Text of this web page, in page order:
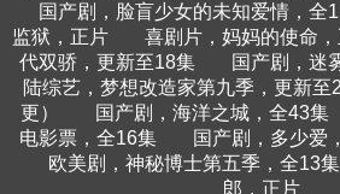
国产剧，脸盲少女的未知爱情，全
监狱，正片
喜剧片，妈妈的使命
代双骄，更新至18集
国产剧，迷
陆综艺，梦想改造家第九季，更新至
更）
国产剧，海洋之城，全43集
电影票，全16集
国产剧，多少爱
欧美剧，神秘博士第五季，全13集
郎，正片